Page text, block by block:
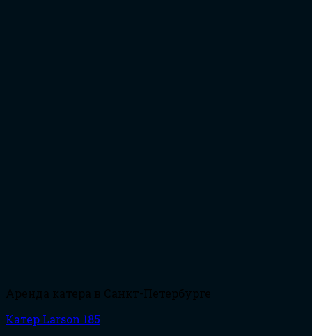
Аренда катера в Санкт-Петербурге
Катер Larson 185